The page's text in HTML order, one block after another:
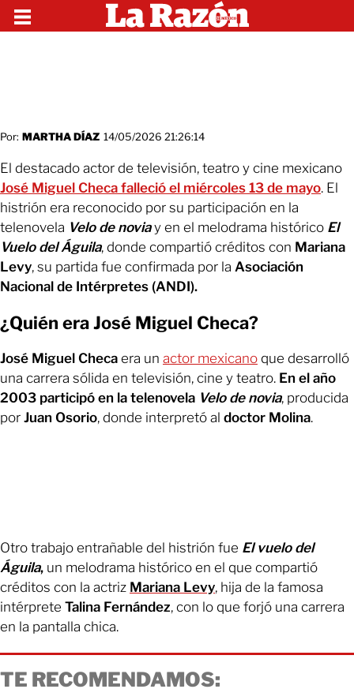
Por: MARTHA DÍAZ 14/05/2026 21:26:14
El destacado actor de televisión, teatro y cine mexicano
José Miguel Checa falleció el miércoles 13 de mayo. El
histrión era reconocido por su participación en la
telenovela Velo de noviay en el melodrama histórico El
Vuelo del Águila, donde compartió créditos con Mariana
Levy, su partida fue confirmada por la Asociación
Nacional de Intérpretes (ANDI).
¿Quién era José Miguel Checa?
José Miguel Checa era un actor mexicano que desarrolló
una carrera sólida en televisión, cine y teatro. En el año
2003 participó en la telenovela Velo de novia, producida
por Juan Osorio, donde interpretó al doctor Molina.
Otro trabajo entrañable del histrión fue El vuelo del
Águila, un melodrama histórico en el que compartió
créditos con la actriz Mariana Levy, hija de la famosa
intérprete Talina Fernández, con lo que forjó una carrera
en la pantalla chica.
TE RECOMENDAMOS: